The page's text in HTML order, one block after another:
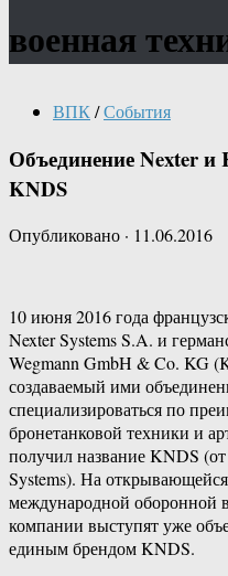
военная
ВПК /События
Объединение Nexter
KNDS
Опубликовано · 11.06.2016
10 июня 2016 года
Nexter Systems S.A. и
Wegmann GmbH & Co. KG
создаваемый ими
специализироваться по
бронетанковой техники и
получил название KNDS
Systems). На
международной оборонной
компании выступят уже
единым брендом KNDS.